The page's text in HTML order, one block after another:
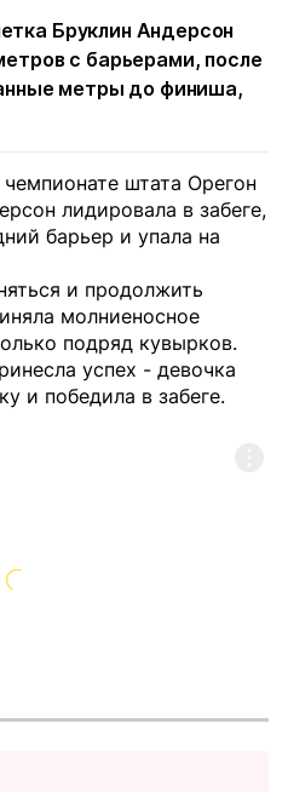
Бруклин Андерсон
с барьерами, после
метры до финиша,
штата Орегон
лидировала в забеге,
барьер и упала на
и продолжить
молниеносное
подряд кувырков.
успех - девочка
и победила в забеге.